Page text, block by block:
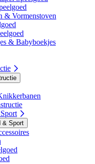
& Vormenstoven
& Babyboekjes
& Sport